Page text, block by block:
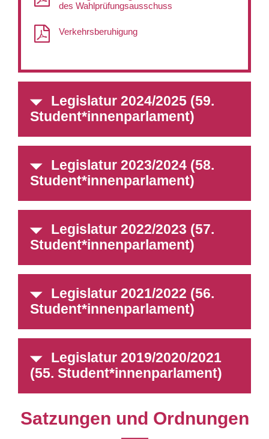
des Wahlprüfungsausschuss
Verkehrsberuhigung
Legislatur 2024/2025 (59.
Student*innenparlament)
Legislatur 2023/2024 (58.
Student*innenparlament)
Legislatur 2022/2023 (57.
Student*innenparlament)
Legislatur 2021/2022 (56.
Student*innenparlament)
Legislatur 2019/2020/2021
(55. Student*innenparlament)
Satzungen und Ordnungen